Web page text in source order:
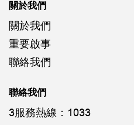
關於我們
關於我們
重要啟事
聯絡我們
聯絡我們
3服務熱線：1033